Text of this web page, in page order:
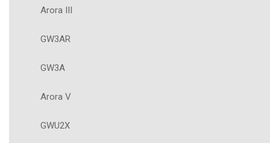
Arora III
GW3AR
GW3A
Arora V
GWU2X